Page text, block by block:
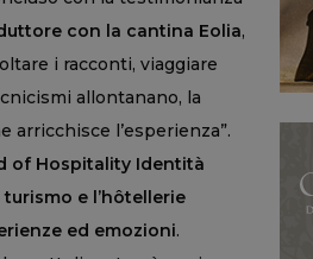
con la cantina Eolia,
i racconti, viaggiare
allontanano, la
arricchisce l’esperienza”.
of Hospitality Identità
e l’hôtellerie
ed emozioni.